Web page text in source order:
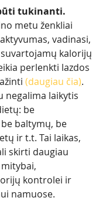
tukinanti.
metu ženkliai
vadinasi,
kalorijų
perlenkti lazdos
(daugiau čia).
negalima laikytis
be
baltymų, be
ir t.t. Tai laikas,
skirti daugiau
kontrolei ir
namuose.